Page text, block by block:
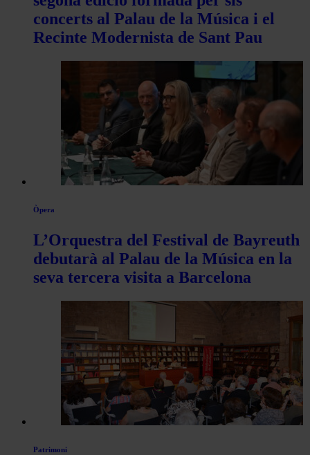
concerts al Palau de la Música i el
Recinte Modernista de Sant Pau
Òpera
L’Orquestra del Festival de Bayreuth
debutarà al Palau de la Música en la
seva tercera visita a Barcelona
Patrimoni